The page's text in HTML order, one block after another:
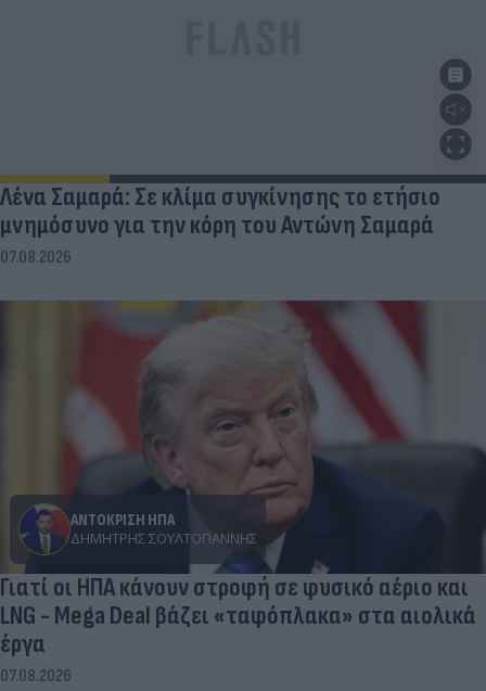
Λένα Σαμαρά: Σε κλίμα συγκίνησης το ετήσιο
μνημόσυνο για την κόρη του Αντώνη Σαμαρά
07.08.2026
ΑΝΤΟΚΡΙΣΗ ΗΠΑ
ΔΗΜΉΤΡΗΣ ΣΟΥΛΤΟΓΙΆΝΝΗΣ
Γιατί οι ΗΠΑ κάνουν στροφή σε φυσικό αέριο και
LNG - Mega Deal βάζει «ταφόπλακα» στα αιολικά
έργα
07.08.2026